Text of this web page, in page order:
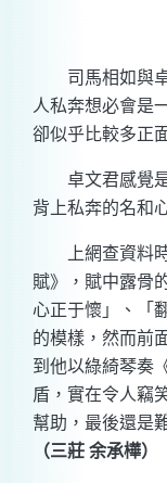
司馬相如與卓
人私奔想必會是
卻似乎比較多正
卓文君感覺
背上私奔的名和
上網查資料
賦》，賦中露骨
心正于懷」、「
的模樣，然而前
到他以綠綺琴奏
盾，實在令人竊
幫助，最後還是
（三莊 余承樺）